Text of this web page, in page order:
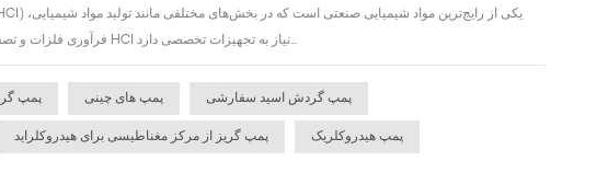
فرآوری فلزات و تصفیه آب کاربرد دارد. با این حال، به دلیل ماهیت بسیار خورنده آن، جابجایی و انتقال ایمن HCl نیاز به تجهیزات تخصصی دارد...
پمپ پمپ های چینی پمپ گردش اسید سفارشی
پمپ گریز از مرکز مغناطیسی برای هیدروکلراید پمپ هیدروکلریک